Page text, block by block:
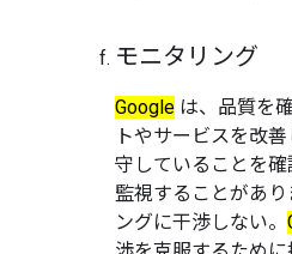
モニタリング
Google は、品質を確
トやサービスを改
守していることを
監視することがあ
ングに干渉しない。